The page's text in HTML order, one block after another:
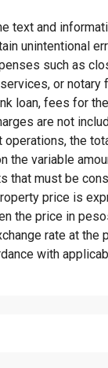
text and
unintentional
such as
or notary
loan, fees for
are not
operations, the
the variable
that must be
price is
the price in
rate at the
with